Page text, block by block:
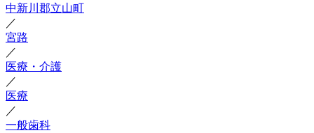
中新川郡立山町
／
宮路
／
医療・介護
／
医療
／
一般歯科